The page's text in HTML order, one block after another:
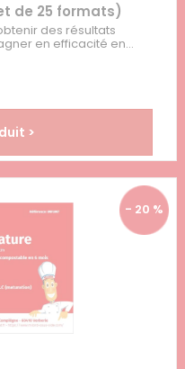
de 25 formats)
des résultats
en efficacité en...
>
- 20 %